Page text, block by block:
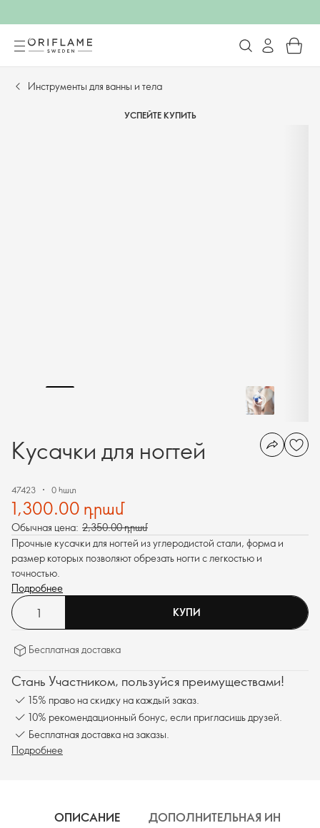
Инструменты для ванны и тела
УСПЕЙТЕ КУПИТЬ
Кусачки для ногтей
47423 0 հատ
1,300.00 դրամ
Обычная цена: 2,350.00 դրամ
Прочные кусачки для ногтей из углеродистой стали, форма и
размер которых позволяют обрезать ногти с легкостью и
точностью.
Подробнее
КУПИ
Бесплатная доставка
Стань Участником, пользуйся преимуществами!
15% право на скидку на каждый заказ.
10% рекомендационный бонус, если пригласишь друзей.
Бесплатная доставка на заказы.
Подробнее
ОПИСАНИЕ ДОПОЛНИТЕЛЬНАЯ